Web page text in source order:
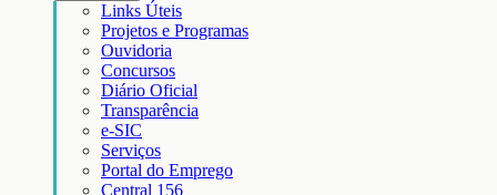
Links Úteis
Projetos e Programas
Ouvidoria
Concursos
Diário Oficial
Transparência
e-SIC
Serviços
Portal do Emprego
Central 156